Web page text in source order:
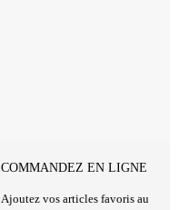
COMMANDEZ EN LIGNE
Ajoutez vos articles favoris au